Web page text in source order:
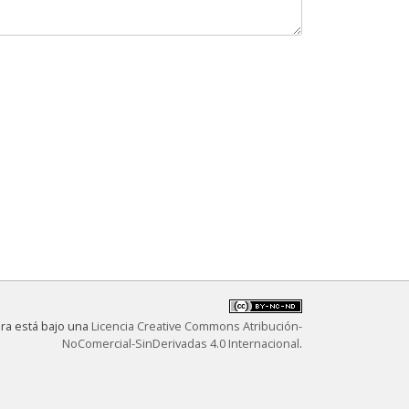
está bajo una Licencia Creative Commons Atribución-
NoComercial-SinDerivadas 4.0 Internacional.